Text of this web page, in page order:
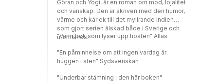
Göran och Yogi, är en roman om mod, lojalitet
och vänskap. Den är skriven med den humor,
värme och kärlek till det myllrande Indien
som gjort serien älskad både i Sverige och
utomlands.
"Varm bok som lyser upp hösten" Allas
"En påminnelse om att ingen vardag är
huggen i sten" Sydsvenskan
"Underbar stämning i den här boken"